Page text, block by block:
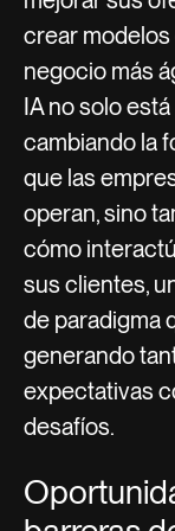
crear modelos
negocio más
IA no solo está
cambiando la
que las
operan, sino
cómo
sus clientes,
de paradigma
generando
expectativas
desafíos.